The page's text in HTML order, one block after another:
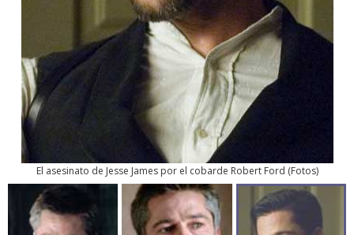
El asesinato de Jesse James por el cobarde Robert Ford (Fotos)